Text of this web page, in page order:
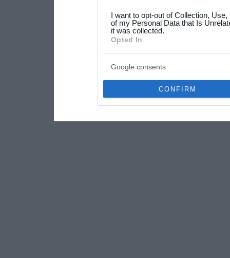
your data for below
consent section.
I want to opt-out of Collection,
of my Personal Data that Is
it was collected.
Opted In
Google consents
CONFIRM